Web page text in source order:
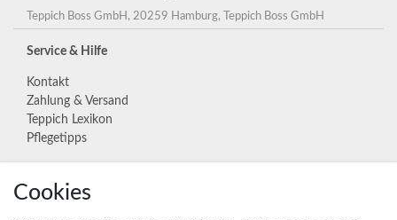
Teppich Boss GmbH, 20259 Hamburg, Teppich Boss GmbH
Service & Hilfe
Kontakt
Zahlung & Versand
Teppich Lexikon
Pflegetipps
Unternehmen
Cookies